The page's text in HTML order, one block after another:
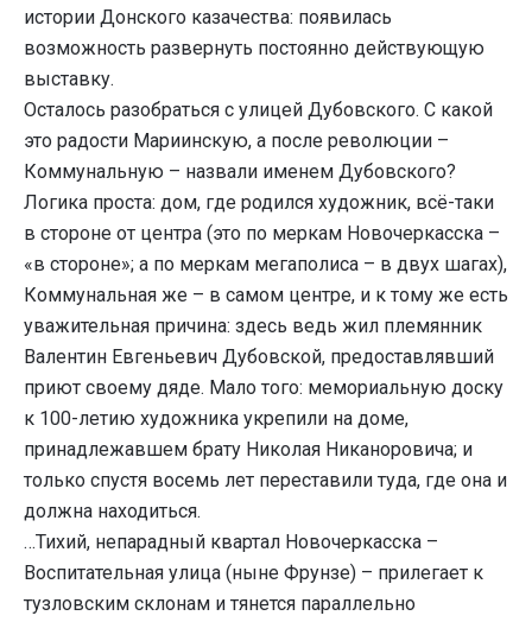
истории Донского казачества: появилась
возможность развернуть постоянно действующую
выставку.
Осталось разобраться с улицей Дубовского. С какой
это радости Мариинскую, а после революции –
Коммунальную – назвали именем Дубовского?
Логика проста: дом, где родился художник, всё-таки
в стороне от центра (это по меркам Новочеркасска –
«в стороне»; а по меркам мегаполиса – в двух шагах),
Коммунальная же – в самом центре, и к тому же есть
уважительная причина: здесь ведь жил племянник
Валентин Евгеньевич Дубовской, предоставлявший
приют своему дяде. Мало того: мемориальную доску
к 100-летию художника укрепили на доме,
принадлежавшем брату Николая Никаноровича; и
только спустя восемь лет переставили туда, где она и
должна находиться.
…Тихий, непарадный квартал Новочеркасска –
Воспитательная улица (ныне Фрунзе) – прилегает к
тузловским склонам и тянется параллельно